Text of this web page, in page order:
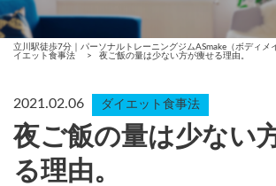
立川駅徒歩7分｜パーソナルトレーニングジムASmake（ボディメ
イエット食事法
> 夜ご飯の量は少ない方が痩せる理由。
2021.02.06 ダイエット食事法
夜ご飯の量は少ない
る理由。